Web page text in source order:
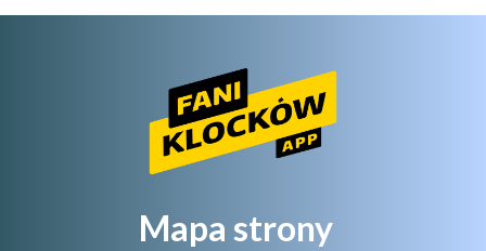
Mapa strony